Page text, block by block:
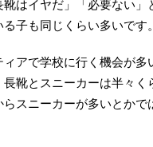
靴はイヤだ」「必要ない
子も同じくらい多いです。
アで学校に行く機会が
長靴とスニーカーは半々
スニーカーが多いとか